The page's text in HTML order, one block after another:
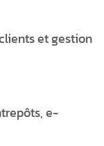
et gestion
e-